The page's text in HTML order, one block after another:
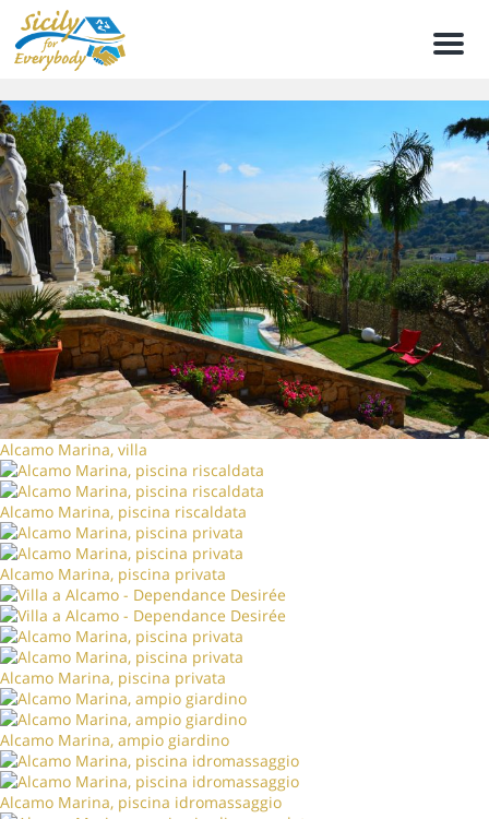
Menu
Alcamo Marina, villa
Alcamo Marina, piscina riscaldata
Alcamo Marina, piscina privata
Alcamo Marina, piscina privata
Alcamo Marina, ampio giardino
Alcamo Marina, piscina idromassaggio